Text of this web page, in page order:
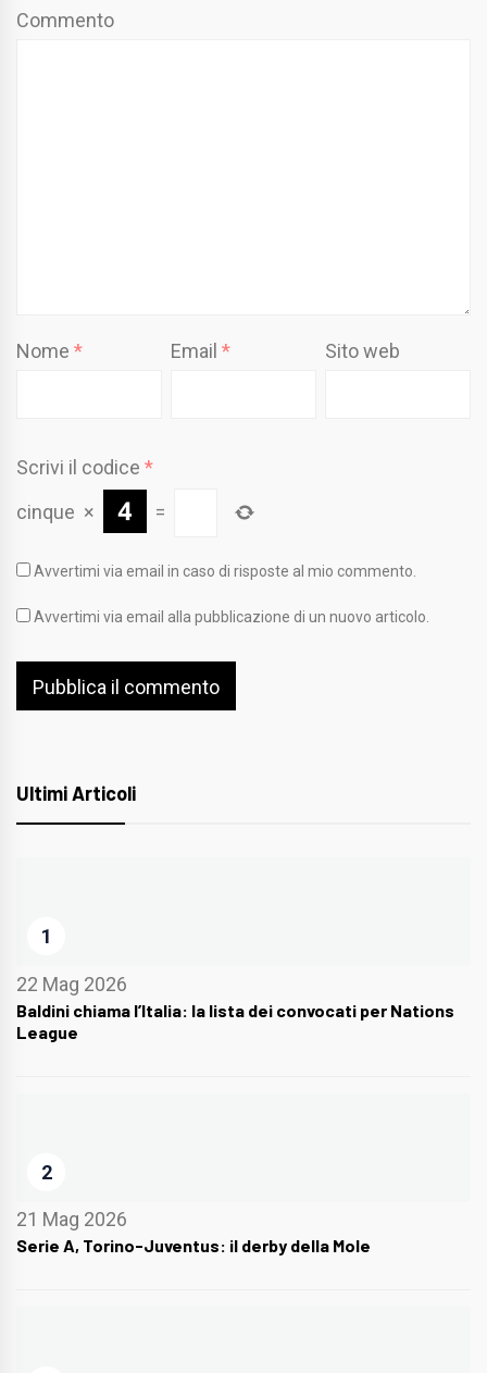
Commento
Nome * Email* Sito web
Scrivi il codice *
cinque × =
Avvertimi via email in caso di risposte al mio commento.
Avvertimi via email alla pubblicazione di un nuovo articolo.
Ultimi Articoli
1
22 Mag 2026
Baldini chiama l’Italia: la lista dei convocati per Nations
League
2
21 Mag 2026
Serie A, Torino-Juventus: il derby della Mole